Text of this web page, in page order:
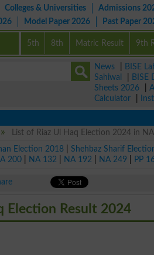
Colleges & Universities Admissions
Model Paper 2026 Past Paper
5th 8th Matric Result 9th
News BISE
Sahiwal
BISE
Sheets 2026
Calculator
List of Riaz Ul Haq Election 2024 in
Election 2018 |Shehbaz Sharif
200 NA 132 NA 192 NA 249 PP
Election Result 2024